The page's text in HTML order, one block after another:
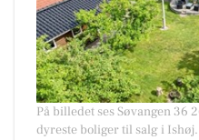
På billedet ses Søvangen 36
dyreste boliger til salg i